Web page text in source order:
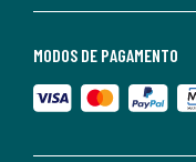
MODOS DE PAGAMENTO